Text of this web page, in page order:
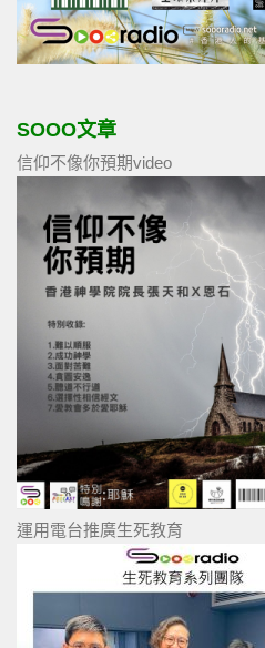
SOOO文章
信仰不像你預期video
運用電台推廣生死教育